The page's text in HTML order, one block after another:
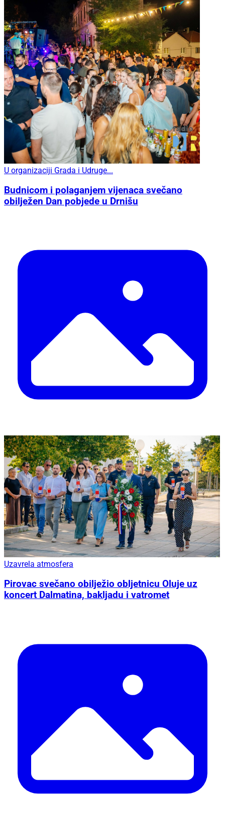
U organizaciji Grada i Udruge...
Budnicom i polaganjem vijenaca svečano
obilježen Dan pobjede u Drnišu
Uzavrela atmosfera
Pirovac svečano obilježio obljetnicu Oluje uz
koncert Dalmatina, bakljadu i vatromet